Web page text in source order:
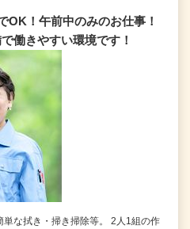
OK！午前中のみのお仕事！
働きやすい環境です！
単な拭き・掃き掃除等。 2人1組の作